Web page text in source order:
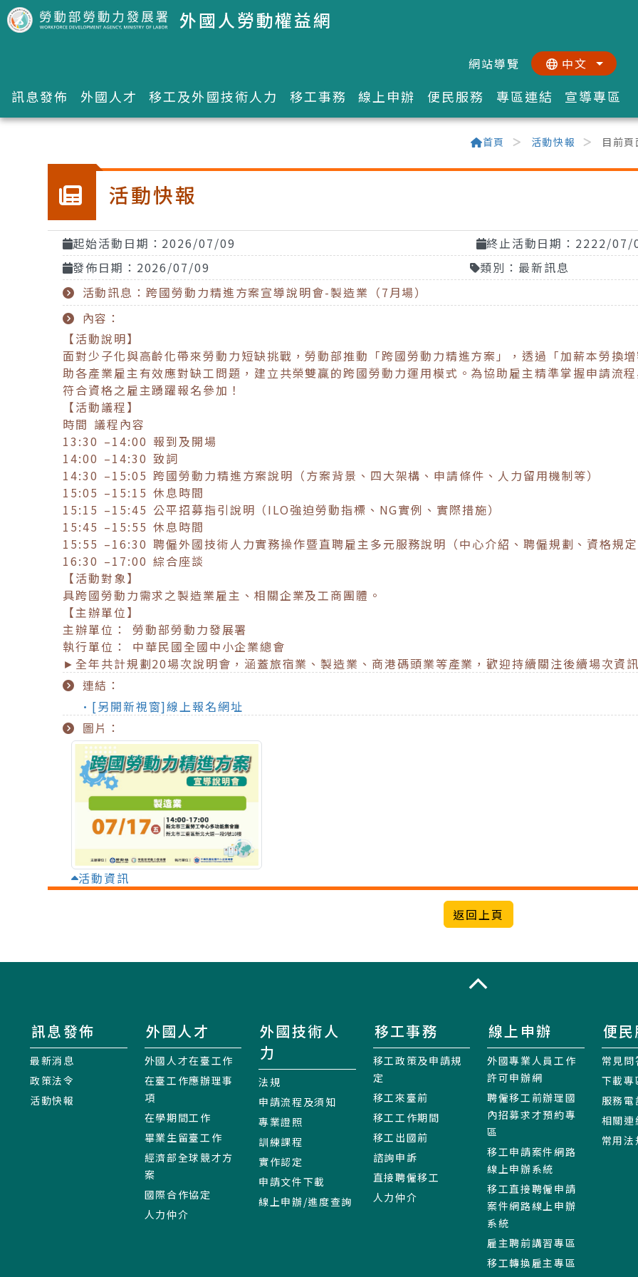
跳到主要內容區塊 外國人勞動權益網
:::網站導覽 中文
訊息發佈 外國人才 移工及外國技術人力 移工事務 線上申辦 便民服務 專區連結 宣導專區
首頁 活動快報 目前
活動快報
起始活動日期：2026/07/09
終止活動日期：2222/07/
發佈日期：2026/07/09
類別：最新訊息
活動訊息：跨國勞動力精進方案宣導說明會-製造業（7月場）
內容：
【活動說明】
面對少子化與高齡化帶來勞動力短缺挑戰，勞動部推動「跨國勞動力精進方案」，透過「加薪本勞換
助各產業雇主有效應對缺工問題，建立共榮雙贏的跨國勞動力運用模式。為協助雇主精準掌握申請流
符合資格之雇主踴躍報名參加！
【活動議程】
時間 議程內容
13:30 –14:00 報到及開場
14:00 –14:30 致詞
14:30 –15:05 跨國勞動力精進方案說明（方案背景、四大架構、申請條件、人力留用機制等）
15:05 –15:15 休息時間
15:15 –15:45 公平招募指引說明（ILO強迫勞動指標、NG實例、實際措施）
15:45 –15:55 休息時間
15:55 –16:30 聘僱外國技術人力實務操作暨直聘雇主多元服務說明（中心介紹、聘僱規劃、資格規
16:30 –17:00 綜合座談
【活動對象】
具跨國勞動力需求之製造業雇主、相關企業及工商團體。
【主辦單位】
主辦單位： 勞動部勞動力發展署
執行單位： 中華民國全國中小企業總會
►全年共計規劃20場次說明會，涵蓋旅宿業、製造業、商港碼頭業等產業，歡迎持續關注後續場次資
連結：
•[另開新視窗]線上報名網址
圖片：
活動資訊
訊息發佈
最新消息
政策法令
活動快報
外國人才
外國人才在臺工作
在臺工作應辦理事
項
在學期間工作
畢業生留臺工作
經濟部全球競才方
案
國際合作協定
人力仲介
外國技術人
力
法規
申請流程及須知
專業證照
訓練課程
實作認定
申請文件下載
線上申辦/進度查詢
移工事務
移工政策及申請規
定
移工來臺前
移工工作期間
移工出國前
諮詢申訴
直接聘僱移工
人力仲介
線上申辦
外國專業人員工作
許可申辦網
聘僱移工前辦理國
內招募求才預約專
區
移工申請案件網路
線上申辦系統
移工直接聘僱申請
案件網路線上申辦
系統
雇主聘前講習專區
移工轉換雇主專區
便
常見問
下載專
服務電
相關連
常用法